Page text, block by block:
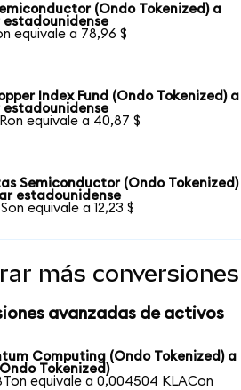
(Ondo Tokenized) a
estadounidense
equivale a 78,96 $
Index Fund (Ondo Tokenized) a
estadounidense
equivale a 40,87 $
Semiconductor (Ondo Tokenized)
estadounidense
equivale a 12,23 $
más conversiones
avanzadas de activos
Computing (Ondo Tokenized) a
Tokenized)
equivale a 0,004504 KLACon